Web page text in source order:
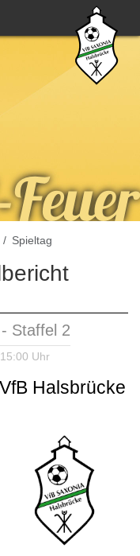
Spieltag
Staffel 2
15:00 Uhr
VfB Halsbrücke